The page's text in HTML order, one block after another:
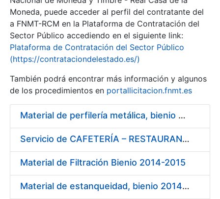
Moneda, puede acceder al perfil del contratante del
a FNMT-RCM en la Plataforma de Contratación del
Sector Público accediendo en el siguiente link:
Plataforma de Contratación del Sector Público
(https://contrataciondelestado.es/)
También podrá encontrar más información y algunos
de los procedimientos en portallicitacion.fnmt.es
Material de perfilería metálica, bienio 2014 – 2015
Servicio de CAFETERÍA – RESTAURANTE en la sede de la FNMT-RCM en Madrid
Material de Filtración Bienio 2014-2015
Material de estanqueidad, bienio 2014 – 2015